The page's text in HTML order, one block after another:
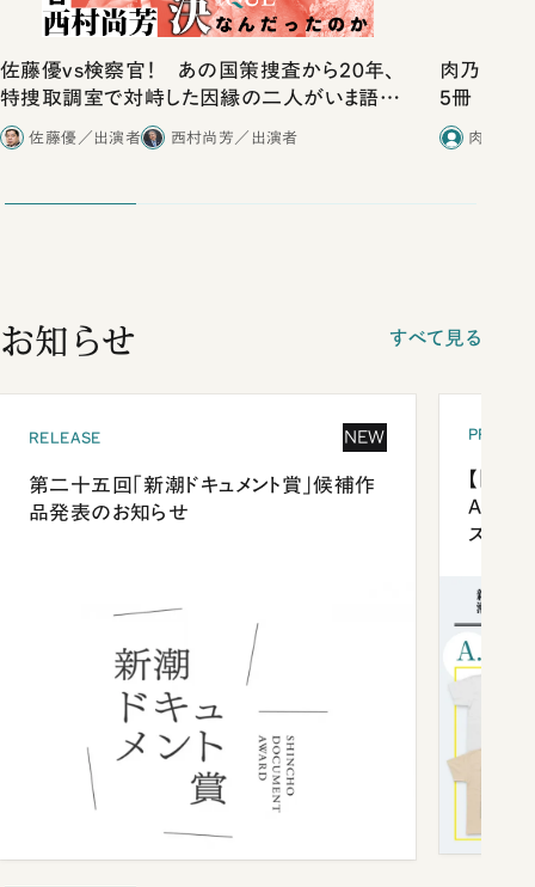
佐藤優vs検察官！ あの国策捜査から20年、
特捜取調室で対峙した因縁の二人がいま語り
合ったこと
佐藤優／出演者 西村尚芳／出演者
肉乃小路
5冊
肉乃小路
お知らせ すべて見る
RELEASE NEW
第二十五回「新潮ドキュメント賞」候補作
品発表のお知らせ
【「新
ズプレ